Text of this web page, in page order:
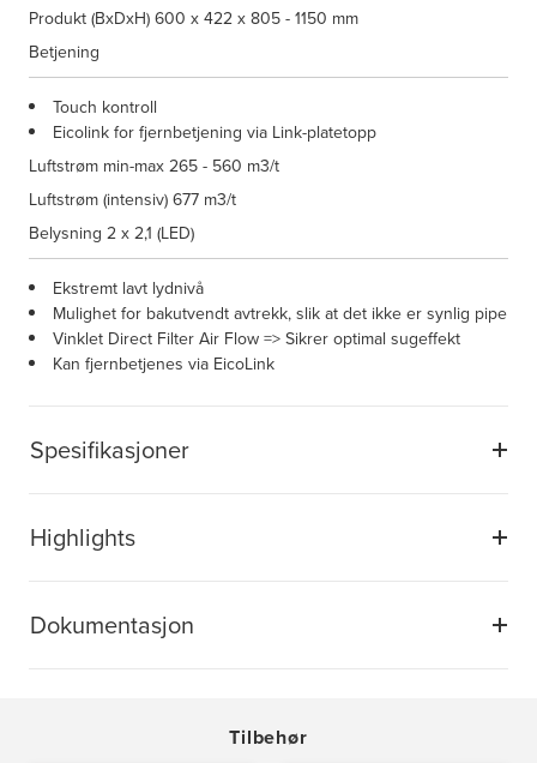
Spesifikasjoner
Highlights
Dokumentasjon
Produkt (BxDxH)600 x 422 x 805 - 1150 mm
Betjening
Touch kontroll
Eicolink for fjernbetjening via Link-platetopp
Luftstrøm min-max265 - 560 m3/t
Luftstrøm (intensiv)677 m3/t
Belysning 2 x 2,1 (LED)
Ekstremt lavt lydnivå
Mulighet for bakutvendt avtrekk, slik at det ikke er synlig pipe
Vinklet Direct Filter Air Flow => Sikrer optimal sugeffekt
Kan fjernbetjenes via EicoLink
Tilbehør